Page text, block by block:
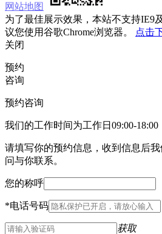
网站地图
为了最佳展示效果，本站不支持IE9
议您使用谷歌Chrome浏览器。
点击
关闭
预约
咨询
预约咨询
我们的工作时间为工作日09:00-18:00
请填写你的预约信息，收到信息后
问与你联系。
您的称呼
*电话号码
获取